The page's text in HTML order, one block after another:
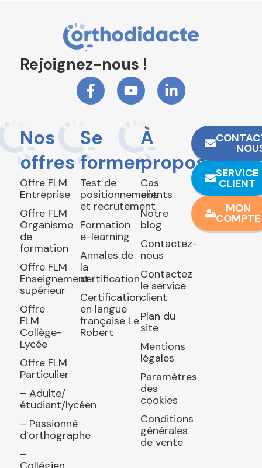
Rejoignez-nous !
Nos
offres
Offre FLM
Entreprise
Offre FLM
Organisme
de
formation
Offre FLM
Enseignement
supérieur
Offre
FLM
Collège-
Lycée
Offre FLM
Particulier
– Adulte/
étudiant/lycéen
– Passionné
d’orthographe
–
Se
former
Test de
positionnement
et recrutement
Formation
e-learning
Annales de
la
certification
Certification
en langue
française Le
Robert
À
propos
Cas
clients
Notre
blog
Contactez-
nous
Contactez
le service
client
Plan du
site
Mentions
légales
Paramètres
des
cookies
Conditions
générales
de vente
SERVICE
CLIENT
MON
COMPTE